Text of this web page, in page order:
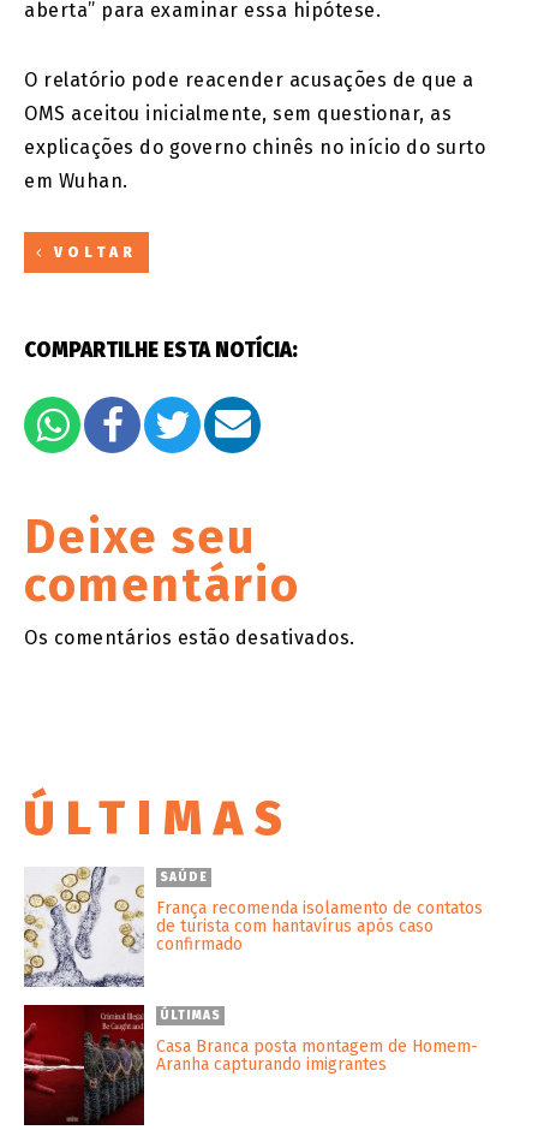
aberta” para examinar essa hipótese.
O relatório pode reacender acusações de que a
OMS aceitou inicialmente, sem questionar, as
explicações do governo chinês no início do surto
em Wuhan.
VOLTAR
COMPARTILHE ESTA NOTÍCIA:
Deixe seu
comentário
Os comentários estão desativados.
ÚLTIMAS
SAÚDE
França recomenda isolamento de contatos
de turista com hantavírus após caso
confirmado
ÚLTIMAS
Casa Branca posta montagem de Homem-
Aranha capturando imigrantes